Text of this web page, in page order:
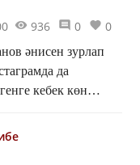
936 0 0
әнисен зурлап
да
кебек көн